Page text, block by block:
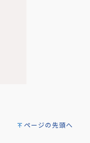
ページの先頭へ